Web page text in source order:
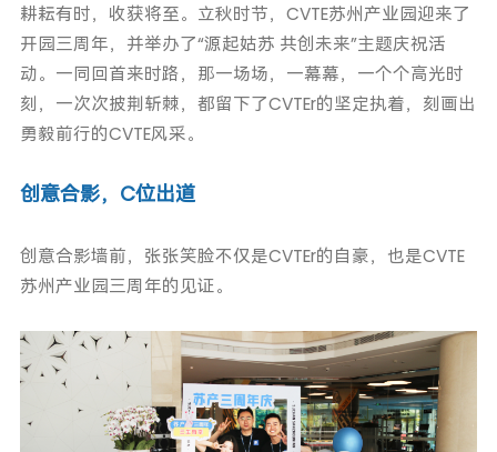
耕耘有时，收获将至。立秋时节，CVTE苏州产业园迎来了
开园三周年，并举办了“源起姑苏 共创未来”主题庆祝活
动。一同回首来时路，那一场场，一幕幕，一个个高光时
刻，一次次披荆斩棘，都留下了CVTEr的坚定执着，刻画出
勇毅前行的CVTE风采。
创意合影，C位出道
创意合影墙前，张张笑脸不仅是CVTEr的自豪，也是CVTE
苏州产业园三周年的见证。